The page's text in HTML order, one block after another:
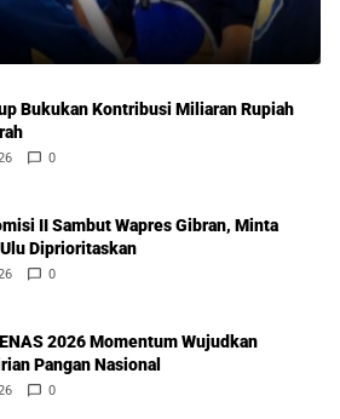
Bukukan Kontribusi Miliaran Rupiah
0
II Sambut Wapres Gibran, Minta
Diprioritaskan
0
2026 Momentum Wujudkan
Pangan Nasional
0